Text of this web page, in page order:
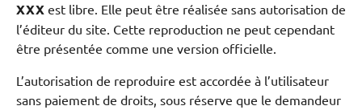
XXX est libre. Elle peut être réalisée sans autorisation de
l’éditeur du site. Cette reproduction ne peut cependant
être présentée comme une version officielle.
L’autorisation de reproduire est accordée à l’utilisateur
sans paiement de droits, sous réserve que le demandeur